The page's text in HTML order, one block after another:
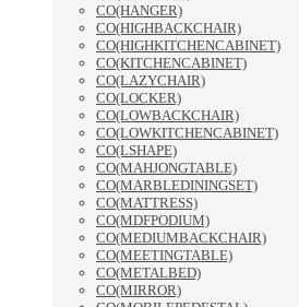
CO(HANGER)
CO(HIGHBACKCHAIR)
CO(HIGHKITCHENCABINET)
CO(KITCHENCABINET)
CO(LAZYCHAIR)
CO(LOCKER)
CO(LOWBACKCHAIR)
CO(LOWKITCHENCABINET)
CO(LSHAPE)
CO(MAHJONGTABLE)
CO(MARBLEDININGSET)
CO(MATTRESS)
CO(MDFPODIUM)
CO(MEDIUMBACKCHAIR)
CO(MEETINGTABLE)
CO(METALBED)
CO(MIRROR)